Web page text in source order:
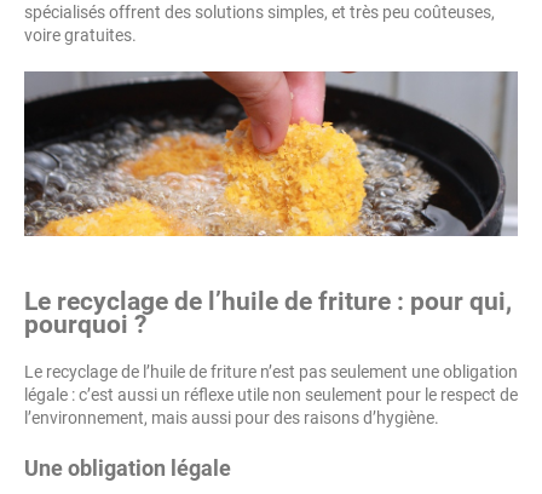
spécialisés offrent des solutions simples, et très peu coûteuses,
voire gratuites.
Le recyclage de l’huile de friture : pour qui,
pourquoi ?
Le recyclage de l’huile de friture n’est pas seulement une obligation
légale : c’est aussi un réflexe utile non seulement pour le respect de
l’environnement, mais aussi pour des raisons d’hygiène.
Une obligation légale